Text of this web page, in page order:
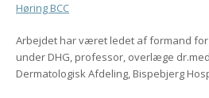
Høring BCC
Arbejdet har været ledet af formand
under DHG, professor, overlæge
Dermatologisk Afdeling, Bispebjerg